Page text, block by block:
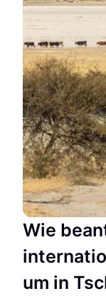
Wie
um in